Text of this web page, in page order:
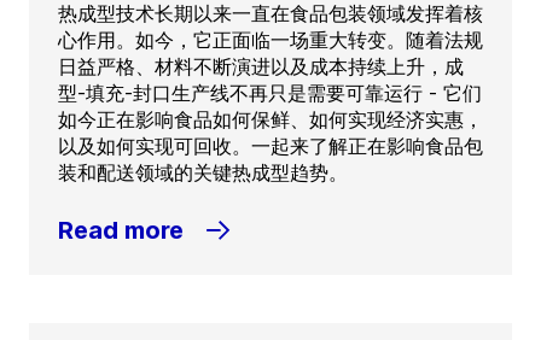
热成型技术长期以来一直在食品包装领域发挥着核
心作用。如今，它正面临一场重大转变。随着法规
日益严格、材料不断演进以及成本持续上升，成
型-填充-封口生产线不再只是需要可靠运行 - 它们
如今正在影响食品如何保鲜、如何实现经济实惠，
以及如何实现可回收。一起来了解正在影响食品包
装和配送领域的关键热成型趋势。
Read more